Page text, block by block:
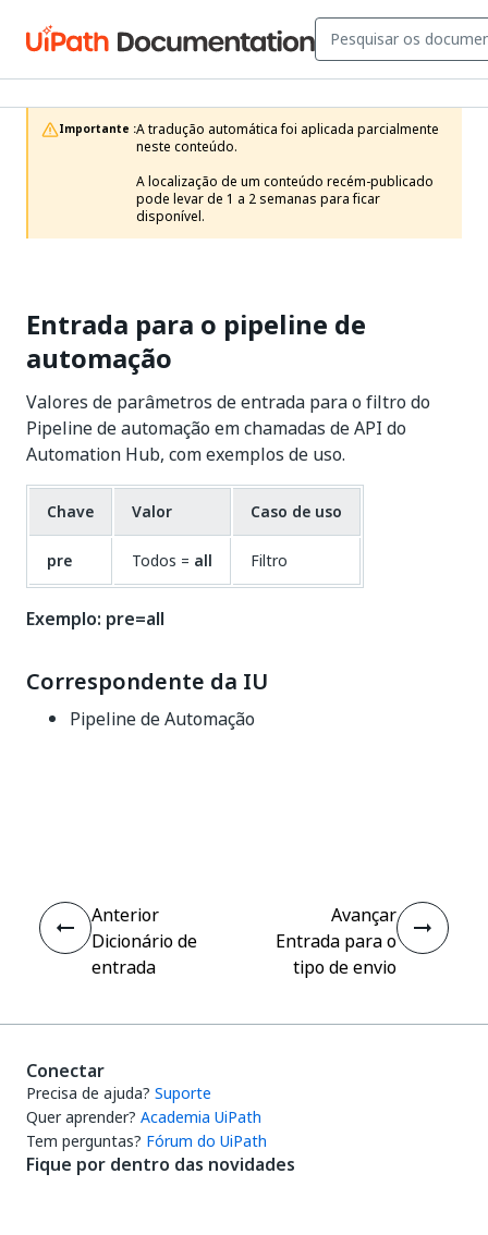
Importante :A tradução automática foi aplicada parcialmente
neste conteúdo.
A localização de um conteúdo recém-publicado
pode levar de 1 a 2 semanas para ficar
disponível.
Entrada para o pipeline de
automação
Valores de parâmetros de entrada para o filtro do
Pipeline de automação em chamadas de API do
Automation Hub, com exemplos de uso.
Chave Valor Caso de uso
pre Todos = all Filtro
Exemplo: pre=all
Correspondente da IU
Pipeline de Automação
Anterior
Dicionário de
entrada
Avançar
Entrada para o
tipo de envio
Conectar
Precisa de ajuda? Suporte
Quer aprender? Academia UiPath
Tem perguntas? Fórum do UiPath
Fique por dentro das novidades